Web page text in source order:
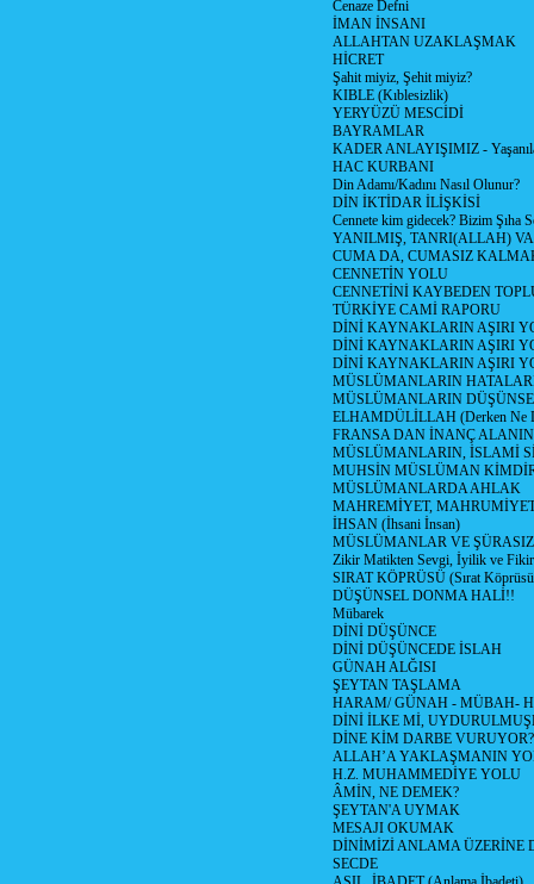
Cenaze Defni
İMAN İNSANI
ALLAHTAN UZAKLAŞMAK
HİCRET
Şahit miyiz, Şehit miyiz?
KIBLE (Kıblesizlik)
YERYÜZÜ MESCİDİ
BAYRAMLAR
KADER ANLAYIŞIMIZ -
HAC KURBANI
Din Adamı/Kadını Nasıl Olunur?
DİN İKTİDAR İLİŞKİSİ
Cennete kim gidecek? Bizim Şıha
YANILMIŞ, TANRI(ALLAH)
CUMA DA, CUMASIZ
CENNETİN YOLU
CENNETİNİ KAYBEDEN
TÜRKİYE CAMİ RAPORU
DİNİ KAYNAKLARIN AŞIRI
DİNİ KAYNAKLARIN AŞIRI
DİNİ KAYNAKLARIN AŞIRI
MÜSLÜMANLARIN
MÜSLÜMANLARIN
ELHAMDÜLİLLAH (Derken Ne
FRANSA DAN İNANÇ
MÜSLÜMANLARIN, İSLAMİ
MUHSİN MÜSLÜMAN
MÜSLÜMANLARDA AHLAK
MAHREMİYET,
İHSAN (İhsani İnsan)
MÜSLÜMANLAR VE
Zikir Matikten Sevgi, İyilik ve
SIRAT KÖPRÜSÜ (Sırat
DÜŞÜNSEL DONMA HALİ!!
Mübarek
DİNİ DÜŞÜNCE
DİNİ DÜŞÜNCEDE İSLAH
GÜNAH ALĞISI
ŞEYTAN TAŞLAMA
HARAM/ GÜNAH - MÜBAH-
DİNİ İLKE Mİ,
DİNE KİM DARBE VURUYOR?
ALLAH’A YAKLAŞMANIN
H.Z. MUHAMMEDİYE YOLU
ÂMİN, NE DEMEK?
ŞEYTAN'A UYMAK
MESAJI OKUMAK
DİNİMİZİ ANLAMA ÜZERİNE
SECDE